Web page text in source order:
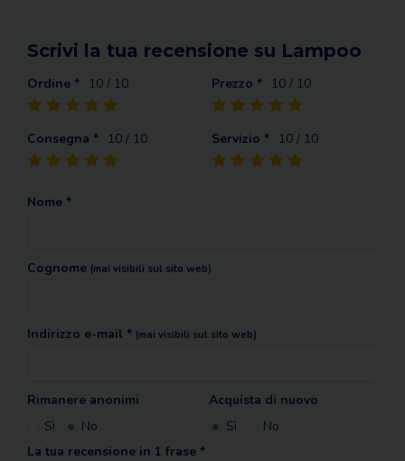
Scrivi la tua recensione su Lampoo
Ordine * 10 / 10 Prezzo * 10 / 10
Consegna * 10 / 10 Servizio * 10 / 10
Nome *
Cognome (mai visibili sul sito web)
Indirizzo e-mail * (mai visibili sul sito web)
Rimanere anonimi
Sì
No
Acquista di nuovo
Sì
No
La tua recensione in 1 frase *